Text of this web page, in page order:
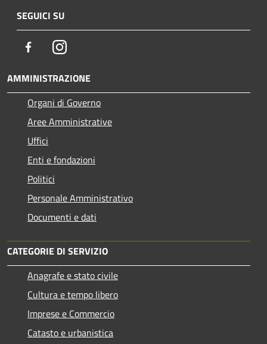
SEGUICI SU
FacebookInstagram
AMMINISTRAZIONE
Organi di Governo
Aree Amministrative
Uffici
Enti e fondazioni
Politici
Personale Amministrativo
Documenti e dati
CATEGORIE DI SERVIZIO
Anagrafe e stato civile
Cultura e tempo libero
Imprese e Commercio
Catasto e urbanistica